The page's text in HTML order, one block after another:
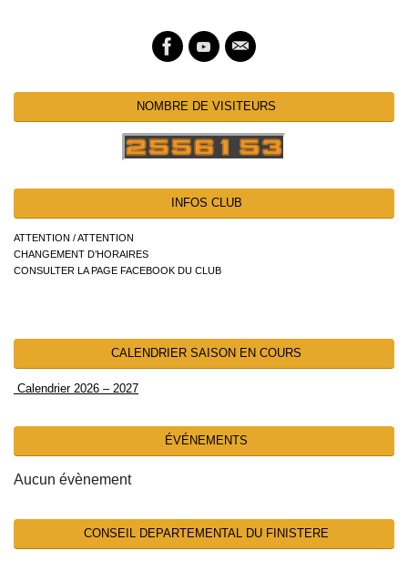
NOMBRE DE VISITEURS
INFOS CLUB
ATTENTION / ATTENTION
CHANGEMENT D’HORAIRES
CONSULTER LA PAGE FACEBOOK DU CLUB
CALENDRIER SAISON EN COURS
Calendrier 2026 – 2027
ÉVÉNEMENTS
Aucun évènement
CONSEIL DEPARTEMENTAL DU FINISTERE